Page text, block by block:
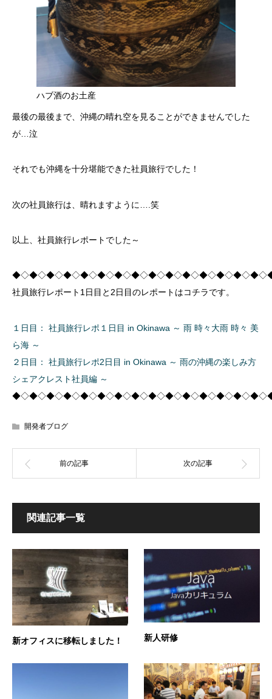
ハブ酒のお土産
最後の最後まで、沖縄の晴れ空を見ることができませんでした
が…泣
それでも沖縄を十分堪能できた社員旅行でした！
次の社員旅行は、晴れますように….笑
以上、社員旅行レポートでした～
社員旅行レポート1日目と2日目のレポートはコチラです。
１日目： 社員旅行レポ１日目 in Okinawa ～ 雨 時々大雨 時々 美
ら海 ～
２日目： 社員旅行レポ2日目 in Okinawa ～ 雨の沖縄の楽しみ方
シェアクレスト社員編 ～
開発者ブログ
関連記事一覧
新オフィスに移転しました！ 新人研修